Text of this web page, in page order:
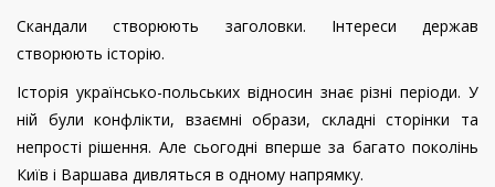
Скандали створюють заголовки. Інтереси держав
створюють історію.
Історія українсько-польських відносин знає різні періоди. У
ній були конфлікти, взаємні образи, складні сторінки та
непрості рішення. Але сьогодні вперше за багато поколінь
Київ і Варшава дивляться в одному напрямку.